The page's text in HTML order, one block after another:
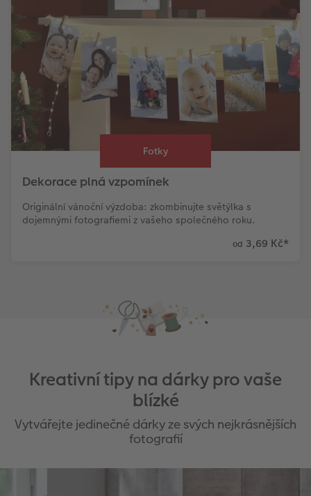
Fotky
Dekorace plná vzpomínek
Originální vánoční výzdoba: zkombinujte světýlka s
dojemnými fotografiemi z vašeho společného roku.
od 3,69 Kč*
Kreativní tipy na dárky pro vaše
blízké
Vytvářejte jedinečné dárky ze svých nejkrásnějších
fotografií